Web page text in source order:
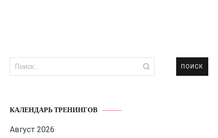
Найти:
КАЛЕНДАРЬ ТРЕНИНГОВ
Август 2026